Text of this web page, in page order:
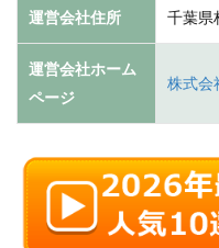
運営会社住所 千葉県
運営会社ホーム
ページ
株式会